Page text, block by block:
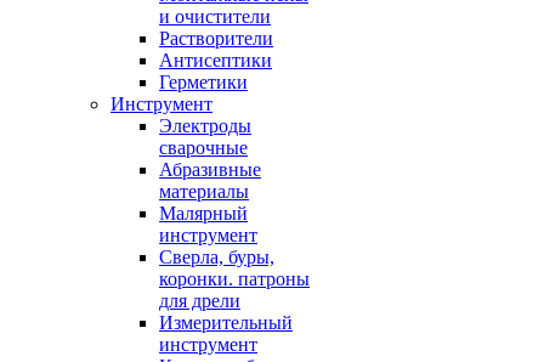
и очистители
Растворители
Антисептики
Герметики
Инструмент
Электроды
сварочные
Абразивные
материалы
Малярный
инструмент
Сверла, буры,
коронки. патроны
для дрели
Измерительный
инструмент